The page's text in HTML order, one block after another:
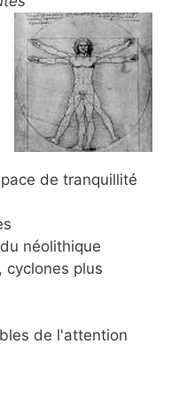
de tranquillité
néolithique
cyclones plus
de l'attention